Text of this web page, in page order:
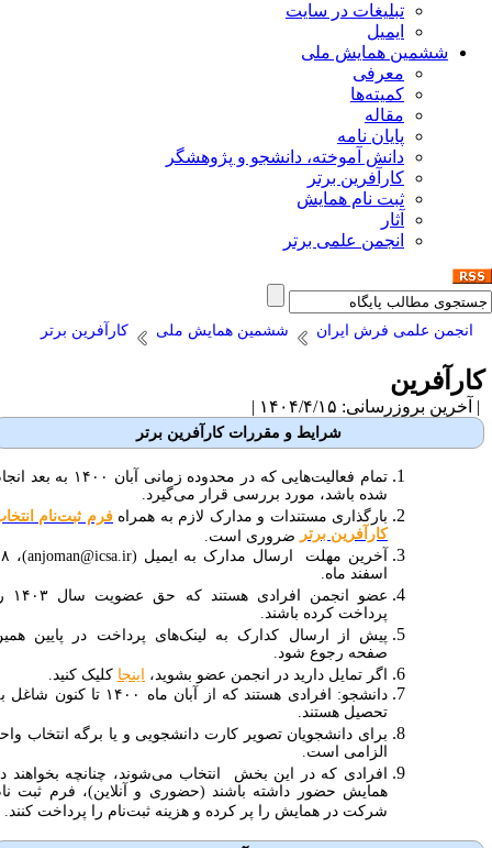
تبلیغات در سایت
ایمیل
ششمین همایش ملی
معرفی
کمیته‌ها
مقاله
پایان نامه
دانش آموخته، دانشجو و پژوهشگر
کارآفرین برتر
ثبت نام همایش
آثار
انجمن علمی برتر
انجمن علمی فرش ایران ششمین همایش ملی کارآفرین برتر
بروزرسانی: ۱۴۰۴/۴/۱۵ |
شرایط و مقررات کارآفرین برتر
تمام فعالیت‌هایی که در محدوده زمانی آبان ۱۴۰۰ به بعد انجام
شده باشد، مورد بررسی قرار می‌گیرد.
بارگذاری مستندات و مدارک لازم به همراه فرم ثبت‌نام انتخاب
کارآفرین برتر ضروری است.
آخرین مهلت ارسال مدارکبهایمیل (anjoman@icsa.ir)، ۱۸
اسفند ماه.
عضو انجمن افرادی هستند که حق عضویت سال ۱۴۰۳ را
پرداخت کرده باشند.
پیش از ارسال کدارک به لینک‌های پرداخت در پایین همین
صفحه رجوع شود.
اگر تمایل دارید در انجمن عضو بشوید،اینجاکلیک کنید.
دانشجو: افرادی هستند که از آبان ماه ۱۴۰۰ تا کنون شاغل به
تحصیل هستند.
برای دانشجویان تصویر کارت دانشجویی و یا برگه انتخاب واحد
الزامی است.
افرادی که در این بخش انتخاب می‌شوند، چنانچه بخواهند در
همایش حضور داشته باشند (حضوری و آنلاین)، فرم ثبت نام
شرکت در همایش را پر کرده و هزینه ثبت‌نام را پرداخت کنند.